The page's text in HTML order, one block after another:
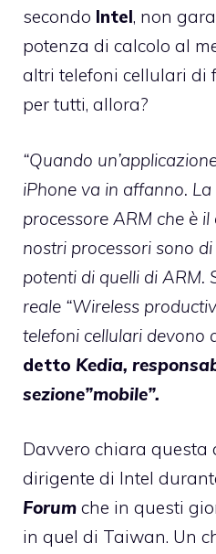
secondo Intel, non
potenza di calcolo al
altri telefoni cellulari di
per tutti, allora?
“Quando
iPhone va in affanno.
processore ARM che è
nostri processori sono
potenti di quelli di ARM.
reale “Wireless
telefoni cellulari devono
detto Kedia,
sezione”mobile”.
Davvero chiara questa
dirigente di Intel
Forum che in questi
in quel di Taiwan. Un